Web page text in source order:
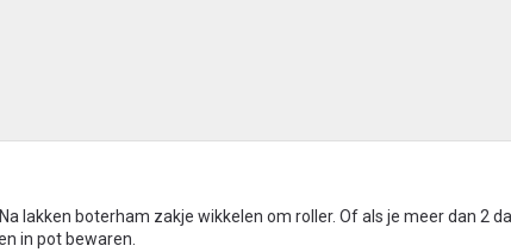
lakken boterham zakje wikkelen om roller. Of als je meer dan 2
in pot bewaren.